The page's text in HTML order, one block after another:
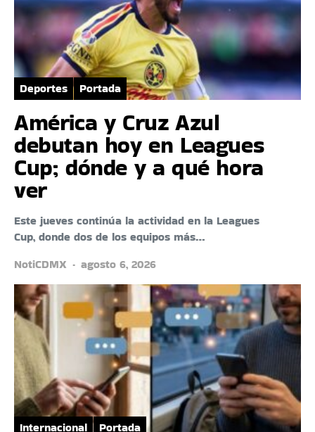
Deportes Portada
América y Cruz Azul
debutan hoy en Leagues
Cup; dónde y a qué hora
ver
Este jueves continúa la actividad en la Leagues
Cup, donde dos de los equipos más…
NotiCDMX
agosto 6, 2026
Internacional Portada